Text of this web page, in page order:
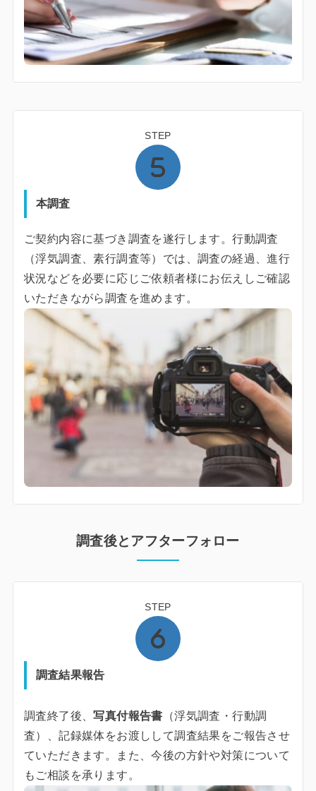
STEP
本調査
ご契約内容に基づき調査を遂行します。行動調査
（浮気調査、素行調査等）では、調査の経過、進行
状況などを必要に応じご依頼者様にお伝えしご確認
いただきながら調査を進めます。
調査後とアフターフォロー
STEP
調査結果報告
調査終了後、写真付報告書 （浮気調査・行動調
査）、記録媒体をお渡しして調査結果をご報告させ
ていただきます。また、今後の方針や対策について
もご相談を承ります。